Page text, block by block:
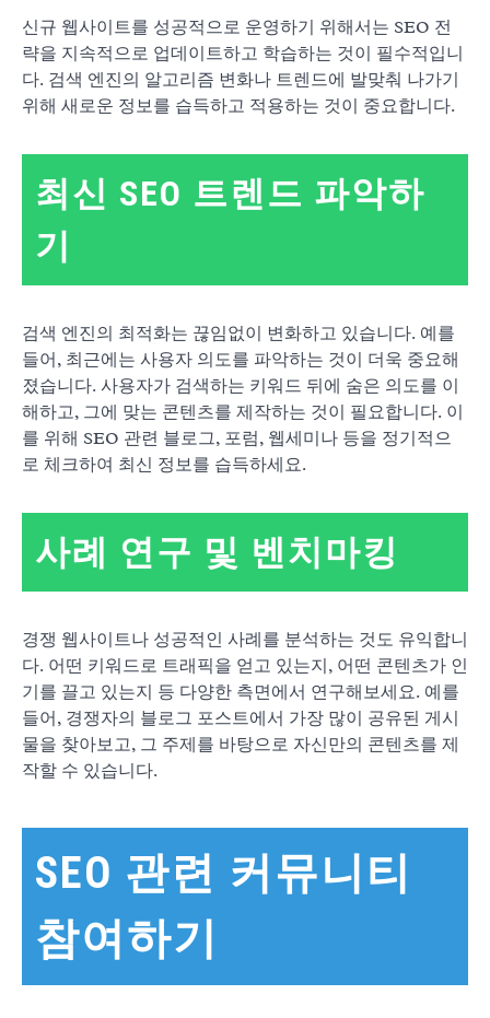
신규 웹사이트를 성공적으로 운영하기 위해서는 SEO 전
략을 지속적으로 업데이트하고 학습하는 것이 필수적입니
다. 검색 엔진의 알고리즘 변화나 트렌드에 발맞춰 나가기
위해 새로운 정보를 습득하고 적용하는 것이 중요합니다.
최신 SEO 트렌드 파악하
기
검색 엔진의 최적화는 끊임없이 변화하고 있습니다. 예를
들어, 최근에는 사용자 의도를 파악하는 것이 더욱 중요해
졌습니다. 사용자가 검색하는 키워드 뒤에 숨은 의도를 이
해하고, 그에 맞는 콘텐츠를 제작하는 것이 필요합니다. 이
를 위해 SEO 관련 블로그, 포럼, 웹세미나 등을 정기적으
로 체크하여 최신 정보를 습득하세요.
사례 연구 및 벤치마킹
경쟁 웹사이트나 성공적인 사례를 분석하는 것도 유익합니
다. 어떤 키워드로 트래픽을 얻고 있는지, 어떤 콘텐츠가 인
기를 끌고 있는지 등 다양한 측면에서 연구해보세요. 예를
들어, 경쟁자의 블로그 포스트에서 가장 많이 공유된 게시
물을 찾아보고, 그 주제를 바탕으로 자신만의 콘텐츠를 제
작할 수 있습니다.
SEO 관련 커뮤니티
참여하기